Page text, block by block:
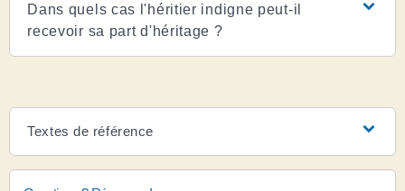
Dans quels cas l'héritier indigne peut-il
recevoir sa part d'héritage ?
Textes de référence